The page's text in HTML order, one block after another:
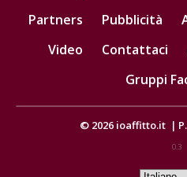
Partners
Pubblicità
Video
Contattaci
Gruppi
© 2026 ioaffitto.it |
0.3